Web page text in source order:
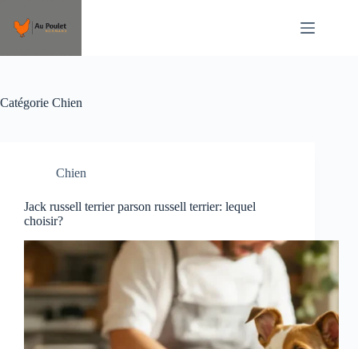
contenu
Catégorie Chien
Chien
Jack russell terrier parson russell terrier: lequel
choisir?